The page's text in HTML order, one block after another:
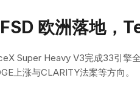
欧洲落地，
Super Heavy V3完成33引
上涨与CLARITY法案等方向。